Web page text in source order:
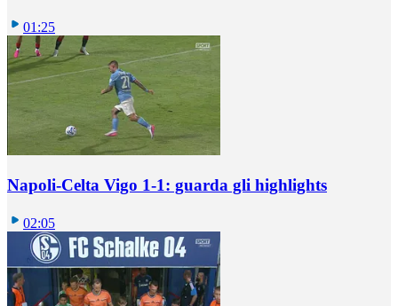
01:25
Napoli-Celta Vigo 1-1: guarda gli highlights
02:05